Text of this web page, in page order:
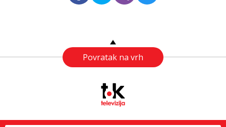
Povratak na vrh